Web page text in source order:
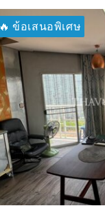
🔥 ข้อเสนอพิเศษ